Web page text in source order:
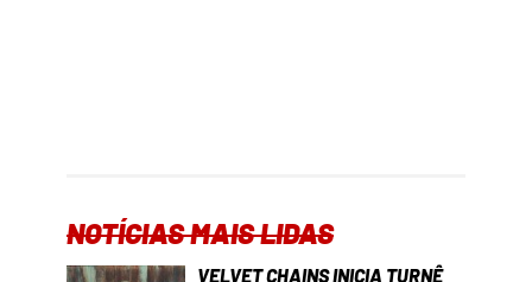
NOTÍCIAS MAIS LIDAS
VELVET CHAINS INICIA TURNÊ